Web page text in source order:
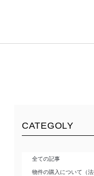
CATEGOLY
全ての記事
物件の購入について（